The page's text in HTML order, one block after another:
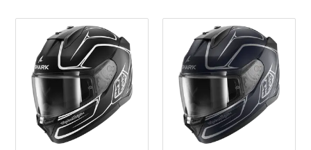
Ovaj
proizvod
ima
više
varijanti.
Opcije
se
Ovaj
proizvod
ima
više
varijanti.
Opcije
se